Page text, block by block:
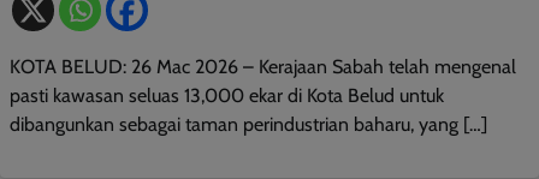
KOTA BELUD: 26 Mac 2026 – Kerajaan Sabah telah mengenal
pasti kawasan seluas 13,000 ekar di Kota Belud untuk
dibangunkan sebagai taman perindustrian baharu, yang […]